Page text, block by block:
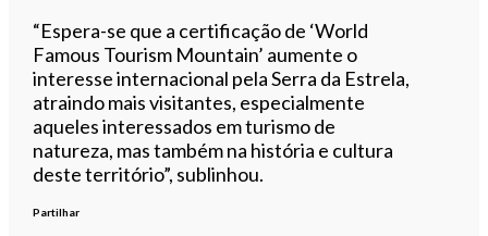
“Espera-se que a certificação de ‘World
Famous Tourism Mountain’ aumente o
interesse internacional pela Serra da Estrela,
atraindo mais visitantes, especialmente
aqueles interessados em turismo de
natureza, mas também na história e cultura
deste território”, sublinhou.
Partilhar